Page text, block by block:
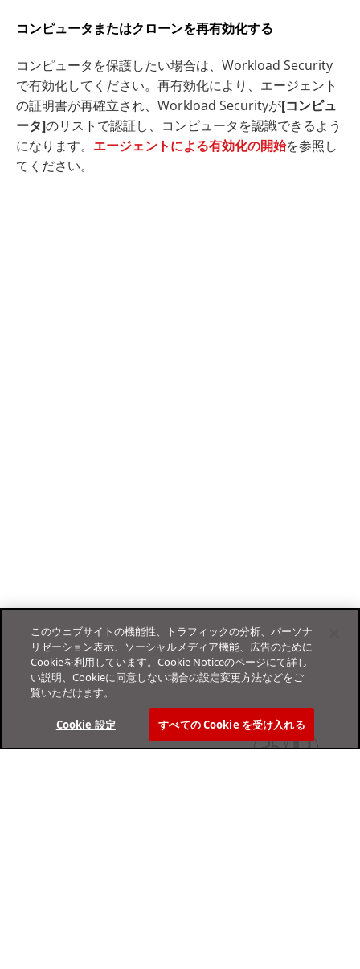
コンピュータまたはクローンを再有効化する
コンピュータを保護したい場合は、Workload Security
で有効化してください。再有効化により、エージェント
の証明書が再確立され、Workload Securityが[コンピュ
ータ]のリストで認証し、コンピュータを認識できるよう
になります。 エージェントによる有効化の開始を参照し
てください。
このウェブサイトの機能性、トラフィックの分析、パーソナ
リゼーション表示、ソーシャルメディア機能、広告のために
Cookieを利用しています。Cookie Noticeのページにて詳し
い説明、Cookieに同意しない場合の設定変更方法などをご
覧いただけます。
Cookie 設定 すべての Cookie を受け入れる